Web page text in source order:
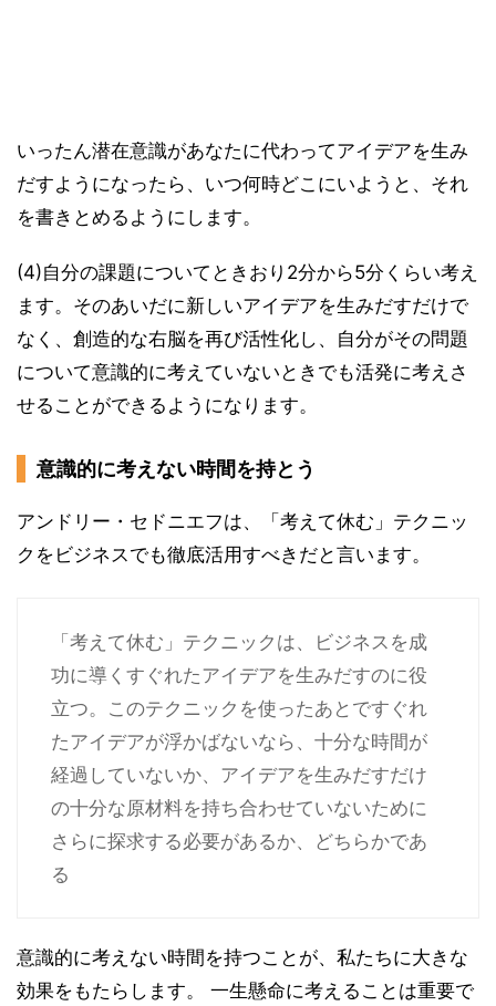
いったん潜在意識があなたに代わってアイデアを生み
だすようになったら、いつ何時どこにいようと、それ
を書きとめるようにします。
(4)自分の課題についてときおり2分から5分くらい考え
ます。そのあいだに新しいアイデアを生みだすだけで
なく、創造的な右脳を再び活性化し、自分がその問題
について意識的に考えていないときでも活発に考えさ
せることができるようになります。
意識的に考えない時間を持とう
アンドリー・セドニエフは、「考えて休む」テクニッ
クをビジネスでも徹底活用すべきだと言います。
「考えて休む」テクニックは、ビジネスを成
功に導くすぐれたアイデアを生みだすのに役
立つ。このテクニックを使ったあとですぐれ
たアイデアが浮かばないなら、十分な時間が
経過していないか、アイデアを生みだすだけ
の十分な原材料を持ち合わせていないために
さらに探求する必要があるか、どちらかであ
る
意識的に考えない時間を持つことが、私たちに大きな
効果をもたらします。 一生懸命に考えることは重要で